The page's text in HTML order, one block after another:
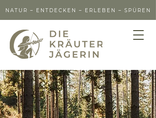
NATUR – ENTDECKEN – ERLEBEN – SPÜREN